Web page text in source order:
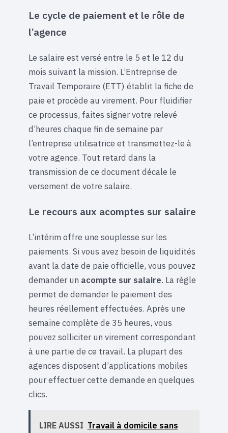
Le cycle de paiement et le rôle de
l’agence
Le salaire est versé entre le 5 et le 12 du
mois suivant la mission. L’Entreprise de
Travail Temporaire (ETT) établit la fiche de
paie et procède au virement. Pour fluidifier
ce processus, faites signer votre relevé
d’heures chaque fin de semaine par
l’entreprise utilisatrice et transmettez-le à
votre agence. Tout retard dans la
transmission de ce document décale le
versement de votre salaire.
Le recours aux acomptes sur salaire
L’intérim offre une souplesse sur les
paiements. Si vous avez besoin de liquidités
avant la date de paie officielle, vous pouvez
demander un acompte sur salaire. La règle
permet de demander le paiement des
heures réellement effectuées. Après une
semaine complète de 35 heures, vous
pouvez solliciter un virement correspondant
à une partie de ce travail. La plupart des
agences disposent d’applications mobiles
pour effectuer cette demande en quelques
clics.
LIRE AUSSI Travail à domicile sans